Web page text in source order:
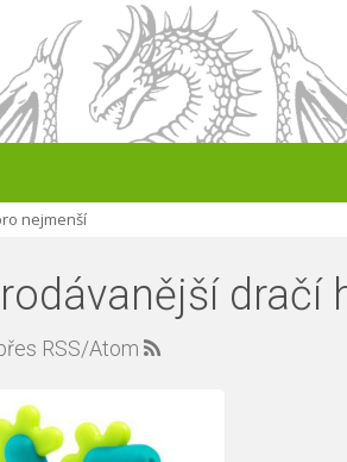
nejmenší
dračí
RSS/Atom